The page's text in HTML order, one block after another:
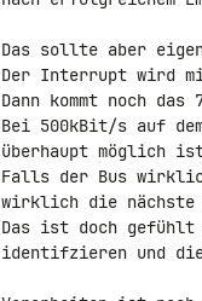
Das sollte aber
Der Interrupt wird
Dann kommt noch
Bei 500kBit/s auf
überhaupt möglich
Falls der Bus
wirklich die nächste
Das ist doch
identifzieren und